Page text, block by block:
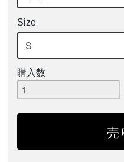
Size
購入数